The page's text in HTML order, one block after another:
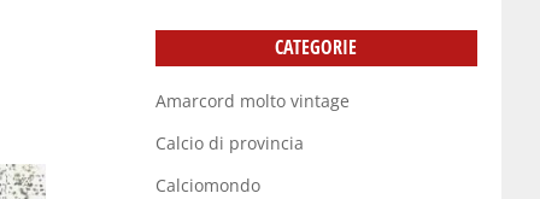
CATEGORIE
Amarcord molto vintage
Calcio di provincia
Calciomondo